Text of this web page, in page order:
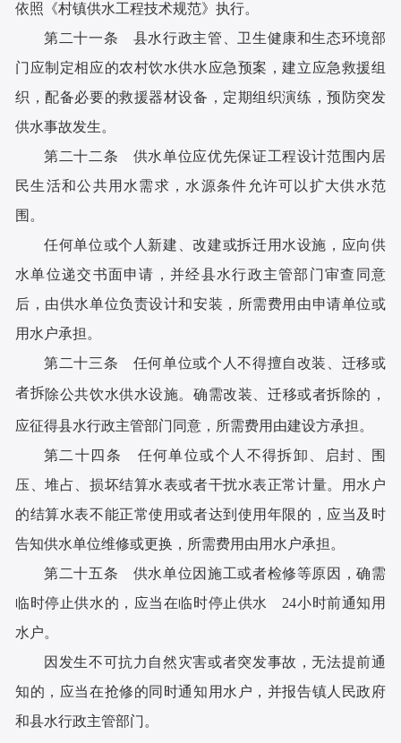
依照《村镇供水工程技术规范》执行。
第二十一条 县水行政主管、卫生健康和生态环境部
门应制定相应的农村饮水供水应急预案，建立应急救援组
织，配备必要的救援器材设备，定期组织演练，预防突发
供水事故发生。
第二十二条 供水单位应优先保证工程设计范围内居
民生活和公共用水需求，水源条件允许可以扩大供水范
围。
任何单位或个人新建、改建或拆迁用水设施，应向供
水单位递交书面申请，并经县水行政主管部门审查同意
后，由供水单位负责设计和安装，所需费用由申请单位或
用水户承担。
第二十三条 任何单位或个人不得擅自改装、迁移或
者拆除公共饮水供水设施。确需改装、迁移或者拆除的，
应征得县水行政主管部门同意，所需费用由建设方承担。
第二十四条 任何单位或个人不得拆卸、启封、围
压、堆占、损坏结算水表或者干扰水表正常计量。用水户
的结算水表不能正常使用或者达到使用年限的，应当及时
告知供水单位维修或更换，所需费用由用水户承担。
第二十五条 供水单位因施工或者检修等原因，确需
临时停止供水的，应当在临时停止供水 24小时前通知用
水户。
因发生不可抗力自然灾害或者突发事故，无法提前通
知的，应当在抢修的同时通知用水户，并报告镇人民政府
和县水行政主管部门。